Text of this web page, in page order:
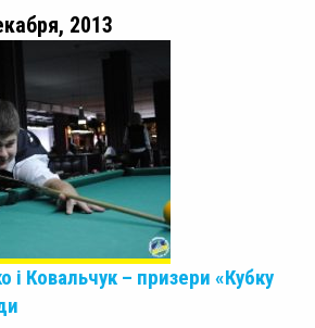
2013
і Ковальчук – призери «Кубку